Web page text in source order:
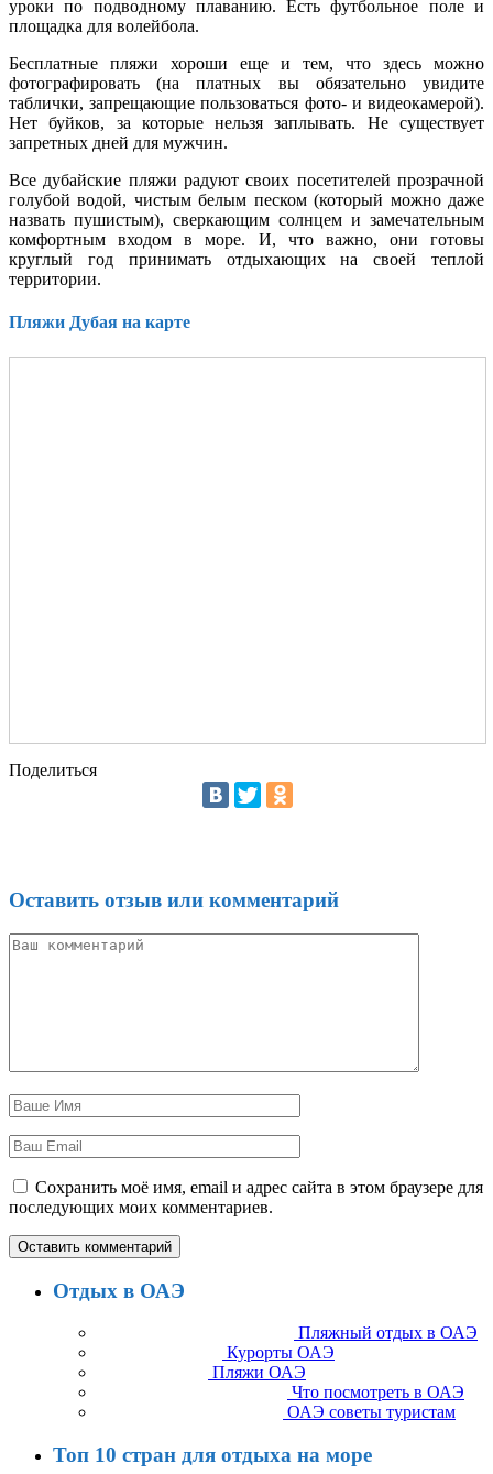
уроки по подводному плаванию. Есть футбольное поле и
площадка для волейбола.
Бесплатные пляжи хороши еще и тем, что здесь можно
фотографировать (на платных вы обязательно увидите
таблички, запрещающие пользоваться фото- и видеокамерой).
Нет буйков, за которые нельзя заплывать. Не существует
запретных дней для мужчин.
Все дубайские пляжи радуют своих посетителей прозрачной
голубой водой, чистым белым песком (который можно даже
назвать пушистым), сверкающим солнцем и замечательным
комфортным входом в море. И, что важно, они готовы
круглый год принимать отдыхающих на своей теплой
территории.
Пляжи Дубая на карте
Поделиться
Оставить отзыв или комментарий
Сохранить моё имя, email и адрес сайта в этом браузере для
последующих моих комментариев.
Отдых в ОАЭ
Пляжный отдых в ОАЭ
Курорты ОАЭ
Пляжи ОАЭ
Что посмотреть в ОАЭ
ОАЭ советы туристам
Топ 10 стран для отдыха на море